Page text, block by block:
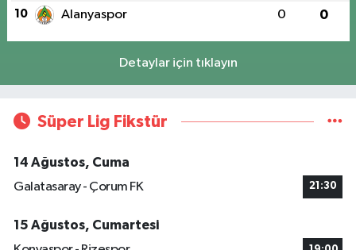
10 Alanyaspor 0 0
Detaylar için tıklayın
Süper Lig Fikstür
14 Ağustos, Cuma
Galatasaray - Çorum FK
21:30
15 Ağustos, Cumartesi